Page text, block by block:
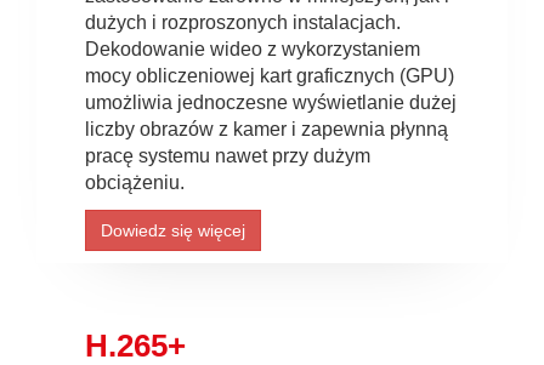
dużych i rozproszonych instalacjach.
Dekodowanie wideo z wykorzystaniem
mocy obliczeniowej kart graficznych (GPU)
umożliwia jednoczesne wyświetlanie dużej
liczby obrazów z kamer i zapewnia płynną
pracę systemu nawet przy dużym
obciążeniu.
Dowiedz się więcej
H.265+